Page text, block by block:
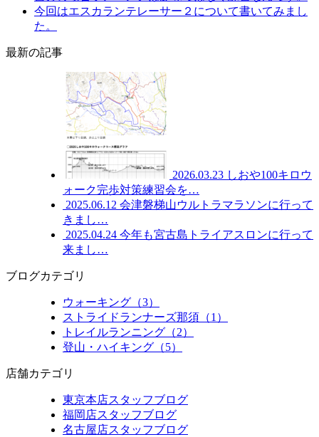
今回はエスカランテレーサー２について書いてみまし
た。
最新の記事
2026.03.23 しおや100キロウ
ォーク完歩対策練習会を…
2025.06.12 会津磐梯山ウルトラマラソンに行って
きまし…
2025.04.24 今年も宮古島トライアスロンに行って
来まし…
ブログカテゴリ
ウォーキング（3）
ストライドランナーズ那須（1）
トレイルランニング（2）
登山・ハイキング（5）
店舗カテゴリ
東京本店スタッフブログ
福岡店スタッフブログ
名古屋店スタッフブログ